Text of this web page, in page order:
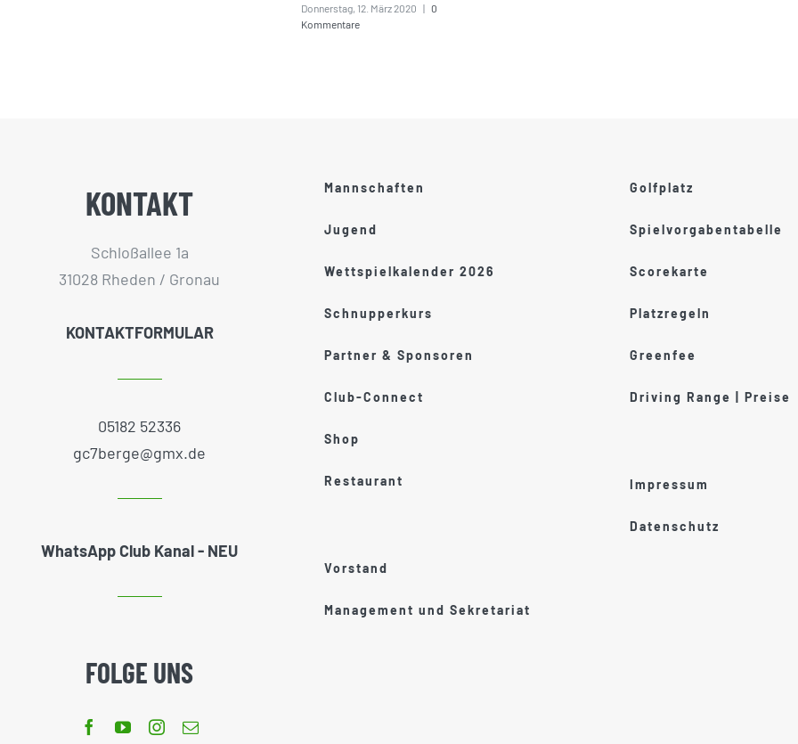
Donnerstag, 12. März 2020 | 0
Kommentare
KONTAKT
Schloßallee 1a
31028 Rheden / Gronau
KONTAKTFORMULAR
05182 52336
gc7berge@gmx.de
WhatsApp Club Kanal - NEU
FOLGE UNS
Mannschaften
Jugend
Wettspielkalender 2026
Schnupperkurs
Partner & Sponsoren
Club-Connect
Shop
Restaurant
Vorstand
Management und Sekretariat
Golfplatz
Spielvorgabentabelle
Scorekarte
Platzregeln
Greenfee
Driving Range | Preise
Impressum
Datenschutz